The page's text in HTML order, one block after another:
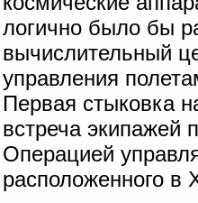
логично было бы
вычислительный
управления
Первая стыковка
встреча экипажей
Операцией
расположенного